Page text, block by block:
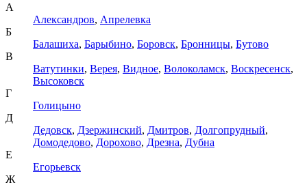
А
Александров, Апрелевка
Б
Балашиха, Барыбино, Боровск, Бронницы, Бутово
В
Ватутинки, Верея, Видное, Волоколамск, Воскресенск,
Высоковск
Г
Голицыно
Д
Дедовск, Дзержинский, Дмитров, Долгопрудный,
Домодедово, Дорохово, Дрезна, Дубна
Е
Егорьевск
Ж